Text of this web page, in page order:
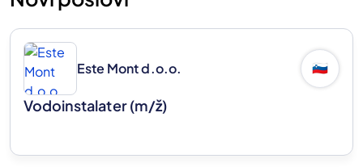
Este Mont d.o.o. 🇸🇮
Vodoinstalater(m/ž)